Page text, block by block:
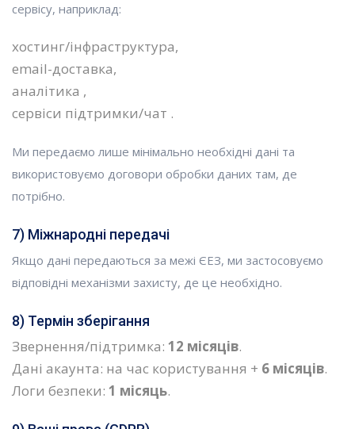
сервісу, наприклад:
хостинг/інфраструктура,
email-доставка,
аналітика ,
сервіси підтримки/чат .
Ми передаємо лише мінімально необхідні дані та
використовуємо договори обробки даних там, де
потрібно.
7) Міжнародні передачі
Якщо дані передаються за межі ЄЕЗ, ми застосовуємо
відповідні механізми захисту, де це необхідно.
8) Термін зберігання
Звернення/підтримка: 12 місяців.
Дані акаунта: на час користування + 6 місяців.
Логи безпеки: 1 місяць.